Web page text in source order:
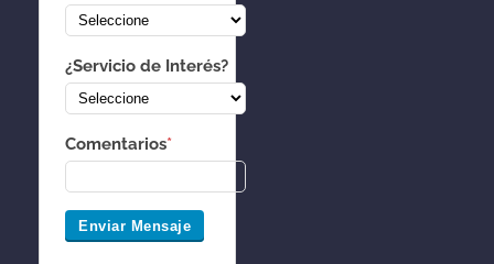
¿Servicio de Interés?
Comentarios*
Enviar Mensaje